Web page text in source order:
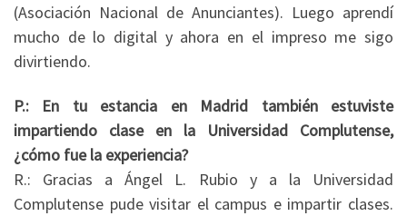
(Asociación Nacional de Anunciantes). Luego aprendí
mucho de lo digital y ahora en el impreso me sigo
divirtiendo.
P.: En tu estancia en Madrid también estuviste
impartiendo clase en la Universidad Complutense,
¿cómo fue la experiencia?
R.: Gracias a Ángel L. Rubio y a la Universidad
Complutense pude visitar el campus e impartir clases.